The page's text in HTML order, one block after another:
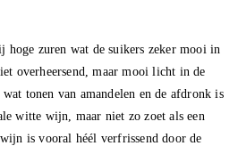
zuren wat de suikers zeker mooi in
overheersend, maar mooi licht in de
tonen van amandelen en de afdronk is
witte wijn, maar niet zo zoet als een
is vooral héél verfrissend door de